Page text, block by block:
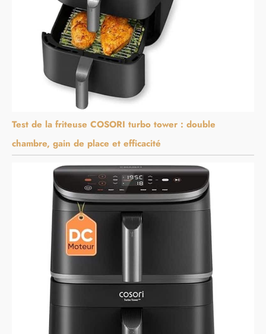
Test de la friteuse COSORI turbo tower : double
chambre, gain de place et efficacité